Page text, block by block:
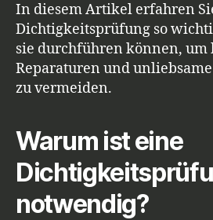
In diesem Artikel erfahren
Dichtigkeitsprüfung so
sie durchführen können, um
Reparaturen und
zu vermeiden.
Warum ist eine
notwendig?